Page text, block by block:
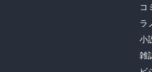
コ
ラ
小
雑